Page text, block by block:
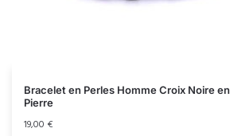
Bracelet en Perles Homme Croix Noire en
Pierre
19,00 €